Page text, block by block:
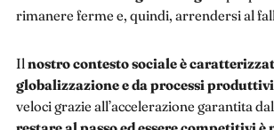
rimanere ferme e, quindi, arrendersi al
Ilnostro contesto sociale è
globalizzazione e da processi produttivi
veloci grazie all’accelerazione garantita